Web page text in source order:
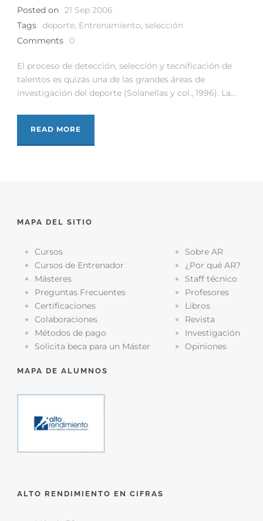
Posted on 21 Sep 2006
Tags deporte, Entrenamiento, selección
Comments
0
El proceso de detección, selección y tecnificación de
talentos es quizás una de las grandes áreas de
investigación del deporte (Solanellas y col., 1996). La...
READ MORE
MAPA DEL SITIO
Cursos
Cursos de Entrenador
Másteres
Preguntas Frecuentes
Certificaciones
Colaboraciones
Métodos de pago
Solicita beca para un Máster
Sobre AR
¿Por qué AR?
Staff técnico
Profesores
Libros
Revista
Investigación
Opiniones
MAPA DE ALUMNOS
ALTO RENDIMIENTO EN CIFRAS